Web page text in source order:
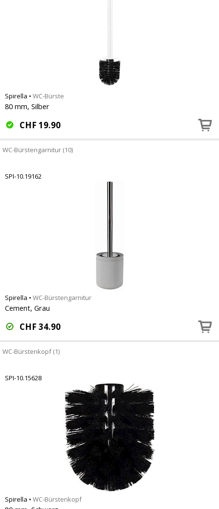
Spirella • WC-Bürste
80 mm, Silber
CHF 19.90
WC-Bürstengarnitur (10)
SPI-10.19162
Spirella • WC-Bürstengarnitur
Cement, Grau
CHF 34.90
WC-Bürstenkopf (1)
SPI-10.15628
Spirella • WC-Bürstenkopf